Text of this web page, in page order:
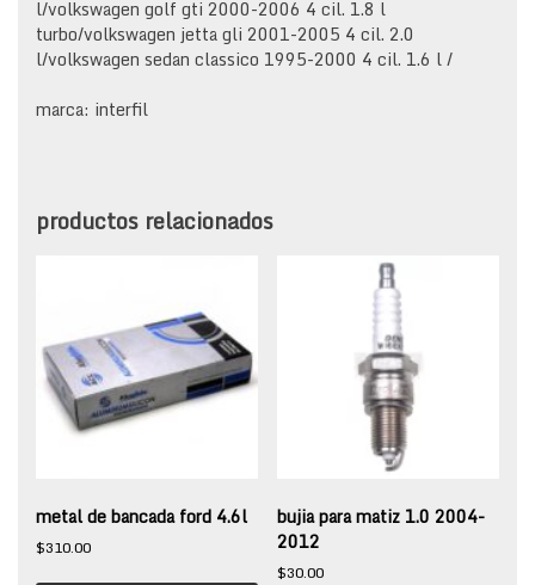
l/volkswagen golf gti 2000-2006 4 cil. 1.8 l
turbo/volkswagen jetta gli 2001-2005 4 cil. 2.0
l/volkswagen sedan classico 1995-2000 4 cil. 1.6 l /
marca: interfil
productos relacionados
metal de bancada ford 4.6l
$310.00
bujia para matiz 1.0 2004-
2012
$30.00